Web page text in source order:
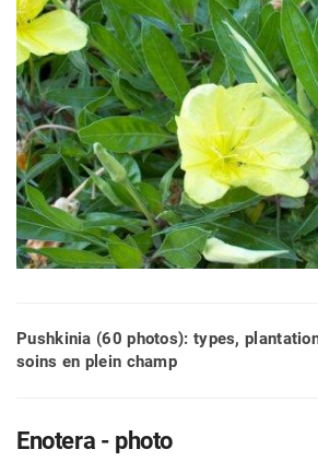
Pushkinia (60 photos): types,
soins en plein champ
Enotera - photo